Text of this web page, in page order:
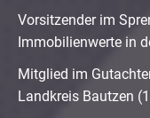
Vorsitzender im
Immobilienwerte in
Mitglied im
Landkreis Bautzen